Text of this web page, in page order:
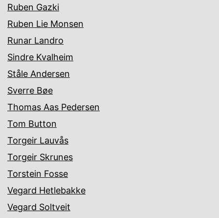
Ruben Gazki
Ruben Lie Monsen
Runar Landro
Sindre Kvalheim
Ståle Andersen
Sverre Bøe
Thomas Aas Pedersen
Tom Button
Torgeir Lauvås
Torgeir Skrunes
Torstein Fosse
Vegard Hetlebakke
Vegard Soltveit